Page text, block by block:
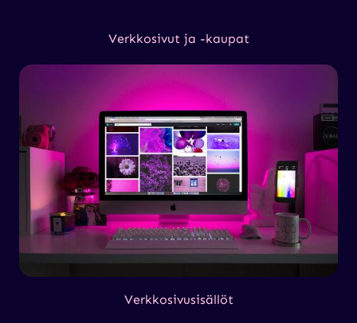
Verkkosivut ja -kaupat
Verkkosivusisällöt